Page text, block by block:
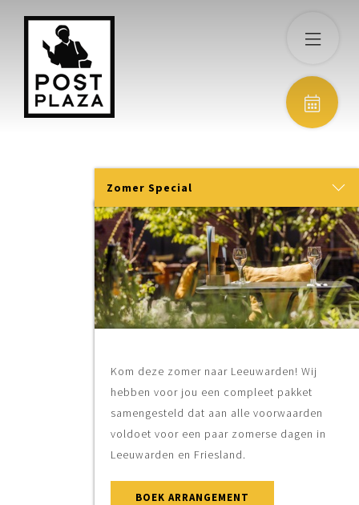
Zomer Special
Kom deze zomer naar Leeuwarden! Wij
hebben voor jou een compleet pakket
samengesteld dat aan alle voorwaarden
voldoet voor een paar zomerse dagen in
Leeuwarden en Friesland.
BOEK ARRANGEMENT